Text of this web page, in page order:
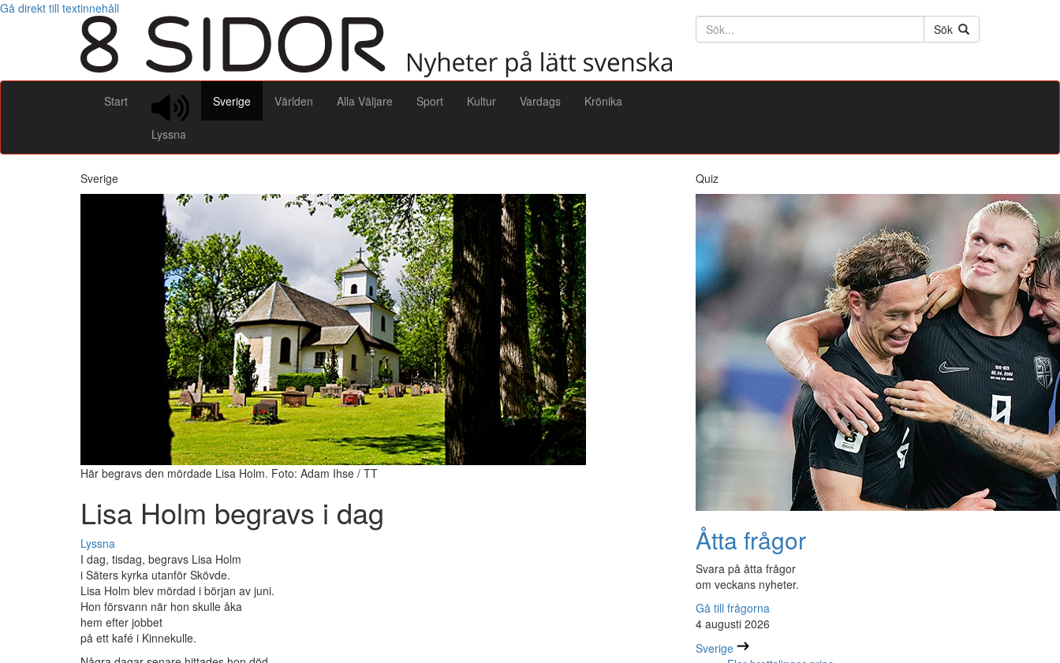
Gå direkt till textinnehåll
Söktext
Sök
Start
Lyssna
Sverige Världen Alla Väljare Sport Kultur Vardags Krönika
Sverige
Här begravs den mördade Lisa Holm. Foto: Adam Ihse / TT
Lisa Holm begravs i dag
Lyssna
I dag, tisdag, begravs Lisa Holm
i Säters kyrka utanför Skövde.
Lisa Holm blev mördad i början av juni.
Hon försvann när hon skulle åka
hem efter jobbet
på ett kafé i Kinnekulle.
Quiz
Åtta frågor
Svara på åtta frågor
om veckans nyheter.
Gå till frågorna
4 augusti 2026
Sverige